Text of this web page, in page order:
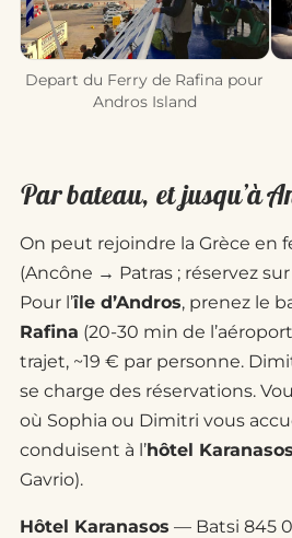
Depart du Ferry de Rafina pour
Andros Island
Par bateau, et jusqu’à
On peut rejoindre la Grèce en
(Ancône → Patras ; réservez sur
Pour l’île d’Andros, prenez le
Rafina (20-30 min de
trajet, ~19 € par personne.
se charge des réservations.
où Sophia ou Dimitri vous
conduisent à l’hôtel
Gavrio).
Hôtel Karanasos — Batsi 845